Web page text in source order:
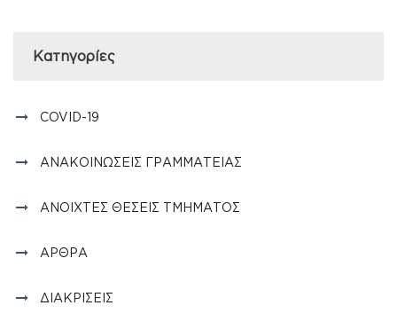
Kατηγορίες
COVID-19
ΑΝΑΚΟΙΝΏΣΕΙΣ ΓΡΑΜΜΑΤΕΊΑΣ
ΑΝΟΙΧΤΈΣ ΘΈΣΕΙΣ ΤΜΉΜΑΤΟΣ
ΆΡΘΡΑ
ΔΙΑΚΡΊΣΕΙΣ